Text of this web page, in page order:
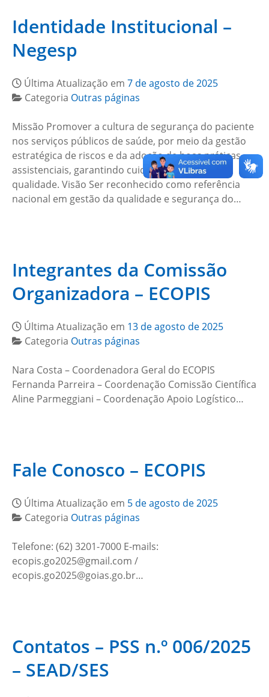
Identidade Institucional –
Negesp
Última Atualização em 7 de agosto de 2025
Categoria Outras páginas
Missão Promover a cultura de segurança do paciente
nos serviços públicos de saúde, por meio da gestão
estratégica de riscos e da adoção de boas práticas
assistenciais, garantindo cuidado seguro e de
qualidade. Visão Ser reconhecido como referência
nacional em gestão da qualidade e segurança do…
Integrantes da Comissão
Organizadora – ECOPIS
Última Atualização em 13 de agosto de 2025
Categoria Outras páginas
Nara Costa – Coordenadora Geral do ECOPIS
Fernanda Parreira – Coordenação Comissão Científica
Aline Parmeggiani – Coordenação Apoio Logístico…
Fale Conosco – ECOPIS
Última Atualização em 5 de agosto de 2025
Categoria Outras páginas
Telefone: (62) 3201-7000 E-mails:
ecopis.go2025@gmail.com /
ecopis.go2025@goias.go.br…
Contatos – PSS n.º 006/2025
– SEAD/SES